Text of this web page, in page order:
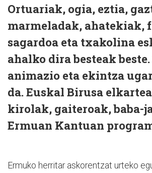
Ortuariak, ogia, eztia,
marmeladak, ahatekiak,
sagardoa eta txakolina
ahalko dira besteak
animazio eta ekintza
da. Euskal Birusa
kirolak, gaiteroak, baba-
Ermuan Kantuan
Ermuko herritar askorentzat urteko